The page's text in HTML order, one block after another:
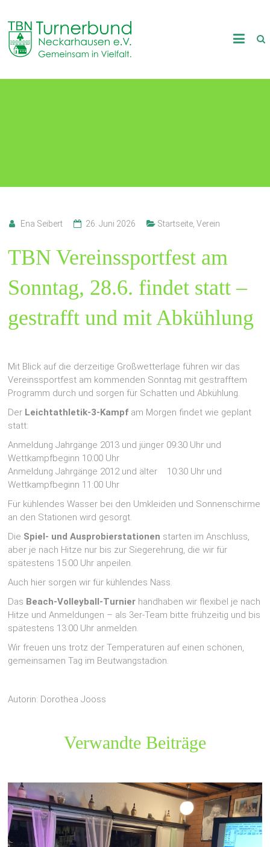
content
TB
Neckarhausen
Ena Seibert 26. Juni 2026 Startseite, Verein
TBN Vereinssportfest am
Sonntag, 28.6. findet statt –
gestrafft und mit Abkühlung
Mit Blick auf die derzeitige Großwetterlage führen wir das
Vereinssportfest am kommenden Sonntag mit gestrafftem
Programm durch und sorgen für Schatten und Abkühlung.
Der Leichtathletik-3-Kampf am Morgen findet wie geplant
statt:
Anmeldung Jahrgänge 2013 und jünger 09:30 Uhr und
Wettkampfbeginn 10:00 Uhr
Anmeldung Jahrgänge 2012 und älter 10:30 Uhr und
Wettkampfbeginn 11:00 Uhr
Für kühlendes Wasser bei den Umkleiden und Sonnenschirme
an den Stationen wird gesorgt.
Die Spiel- und Ausprobierstationen starten im Anschluss,
aber je nach Hitze nur bis zur Siegerehrung, die wir für
spätestens 15:00 Uhr anpeilen.
Auch hier sorgen wir für kühlendes Nass.
Das Beach-Volleyball-Turnier handhaben wir flexibel je nach
Hitze und Anmeldungen – als 3er-Team bitte frühzeitig und bis
spätestens 13:00 Uhr anmelden.
Wir freuen uns trotz der Temperaturen auf einen schönen,
gemeinsamen Tag im Beutwangstadion.
Autorin: Dorothea Jooss
Verwandte Beiträge